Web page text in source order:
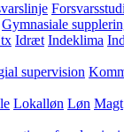
Gymnasiale
Idræt Indeklima
supervision
Lokalløn Løn Magt